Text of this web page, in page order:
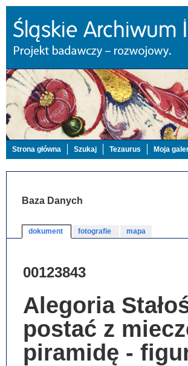
Strona główna Szukaj Tezaurus Moja
Baza Danych
dokument fotografie mapa
00123843
Alegoria
postać z
piramidę -